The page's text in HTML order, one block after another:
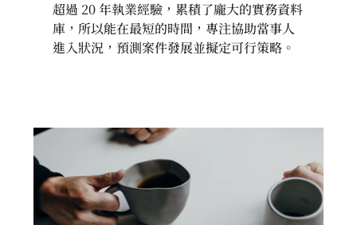
超過 20 年執業經驗，累積了龐大的實務資料
庫，所以能在最短的時間，專注協助當事人
進入狀況，預測案件發展並擬定可行策略。